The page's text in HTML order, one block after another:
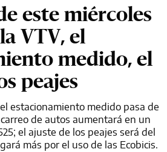
este miércoles
VTV, el
medido, el
peajes
estacionamiento medido pasa de
de autos aumentará en un
el ajuste de los peajes será del
más por el uso de las Ecobicis.